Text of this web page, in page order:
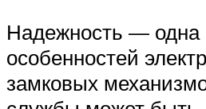
Надежность — одна
особенностей
замковых